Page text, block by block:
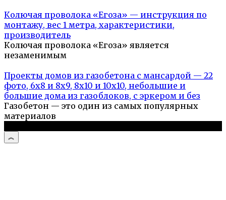
Колючая проволока «Егоза» — инструкция по
монтажу, вес 1 метра, характеристики,
производитель
Колючая проволока «Егоза» является
незаменимым
Проекты домов из газобетона с мансардой — 22
фото, 6х8 и 8х9, 8х10 и 10х10, небольшие и
большие дома из газоблоков, с эркером и без
Газобетон — это один из самых популярных
материалов